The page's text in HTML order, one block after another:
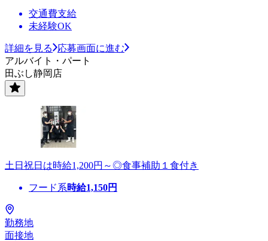
交通費支給
未経験OK
詳細を見る
応募画面に進む
アルバイト・パート
田ぶし静岡店
土日祝日は時給1,200円～◎食事補助１食付き
フード系時給1,150円
勤務地
面接地